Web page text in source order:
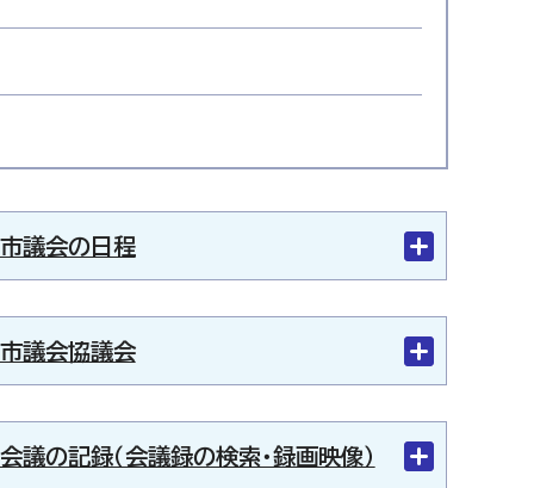
市議会の日程
市議会協議会
会議の記録（会議録の検索・録画映像）